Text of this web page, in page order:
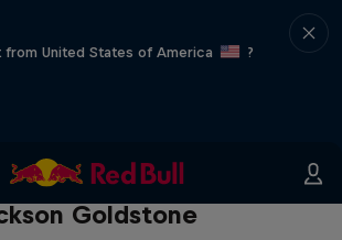
United States of America
?
for Milliseconds:
Goldstone